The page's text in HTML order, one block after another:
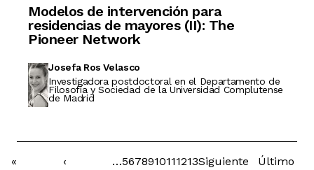
Modelos de intervención para
residencias de mayores (II): The
Pioneer Network
Josefa Ros Velasco
Investigadora postdoctoral en el Departamento de
Filosofía y Sociedad de la Universidad Complutense
de Madrid
Primera
«
Página
‹
…Página
5Página
6Página
7Página
8Página
9Página
10Página
11Página
12Página
13Siguiente
Siguiente
Última
Último